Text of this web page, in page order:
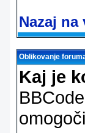
Nazaj na
Oblikovanje
Kaj je